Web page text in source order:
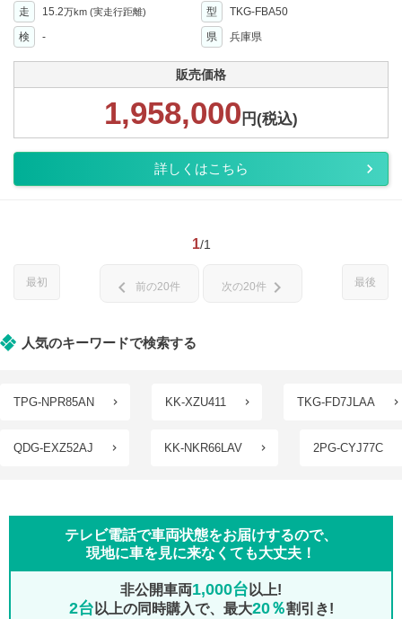
走 15.2万km (実走行距離) 型
TKG-FBA50
検
- 県 兵庫県
販売価格
1,958,000 円(税込)
詳しくはこちら
1/1
最初 最後
chevron_left 前の20件 次の20件 chevron_right
人気のキーワードで検索する
TPG-NPR85AN KK-XZU411 TKG-FD7JLAA
QDG-EXZ52AJ KK-NKR66LAV 2PG-CYJ77C
テレビ電話で車両状態をお届けするので、
現地に車を見に来なくても大丈夫！
非公開車両1,000台 以上!
2台 以上の同時購入で、最大20％割引き!